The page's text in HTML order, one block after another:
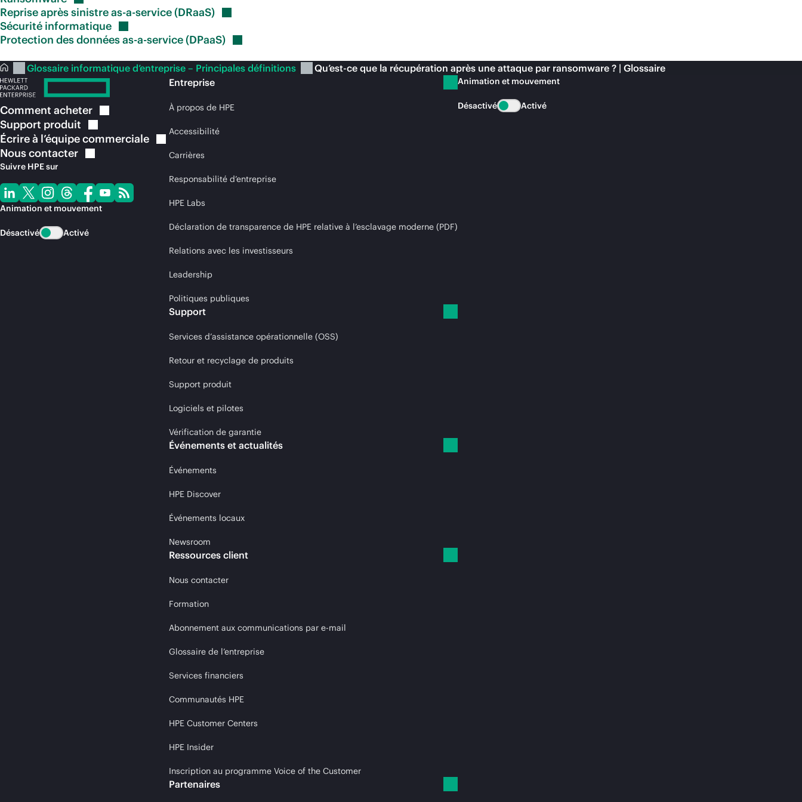
Reprise après sinistre as-a-service(DRaaS)
Sécurité informatique
Protection des données as-a-service(DPaaS)
Glossaire informatique d’entreprise – Principales définitions Qu’est-ce que la récupération après une attaque par ransomware ? | Glossaire
Comment acheter
Support produit
Écrire à l’équipecommerciale
Nouscontacter
Suivre HPE sur
Animation et mouvement
Désactivé Activé
Entreprise
À propos de HPE
Accessibilité
Carrières
Responsabilité d’entreprise
HPE Labs
Déclaration de transparence de HPE relative à l’esclavage moderne (PDF)
Relations avec les investisseurs
Leadership
Politiques publiques
Support
Services d’assistance opérationnelle (OSS)
Retour et recyclage de produits
Support produit
Logiciels et pilotes
Vérification de garantie
Événements et actualités
Événements
HPE Discover
Événements locaux
Newsroom
Ressources client
Nous contacter
Formation
Abonnement aux communications par e-mail
Glossaire de l’entreprise
Services financiers
Communautés HPE
HPE Customer Centers
HPE Insider
Inscription au programme Voice of the Customer
Partenaires
Animation et mouvement
Désactivé Activé